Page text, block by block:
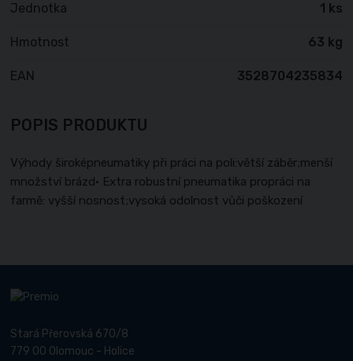
Jednotka 1 ks
Hmotnost 63 kg
EAN 3528704235834
POPIS PRODUKTU
Výhody široképneumatiky při práci na poli:větší záběr;menší
množství brázd• Extra robustní pneumatika propráci na
farmě: vyšší nosnost;vysoká odolnost vůči poškození
Stará Přerovská 670/8
779 00 Olomouc - Holice